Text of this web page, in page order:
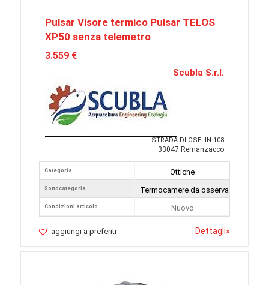
Pulsar Visore termico Pulsar TELOS
XP50 senza telemetro
3.559 €
Scubla S.r.l.
STRADA DI OSELIN 108
33047 Remanzacco
Categoria
Sottocategoria
Condizioni articolo
Ottiche
Termocamere da osservazione
Nuovo
aggiungi a preferiti Dettagli»